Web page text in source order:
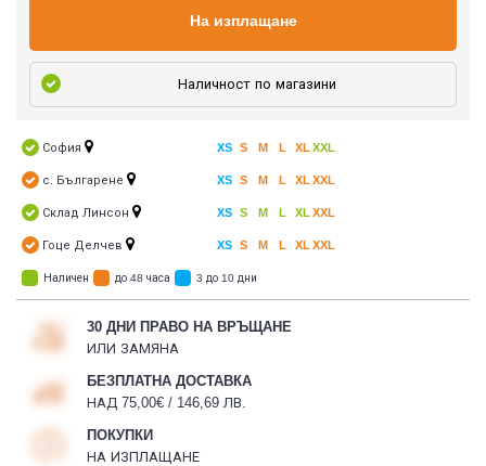
На изплащане
Наличност по магазини
София XS S M L XL XXL
с. Българене XS S M L XL XXL
Склад Линсон XS S M L XL XXL
Гоце Делчев XS S M L XL XXL
Наличен до 48 часа 3 до 10 дни
30 ДНИ ПРАВО НА ВРЪЩАНЕ
ИЛИ ЗАМЯНА
БЕЗПЛАТНА ДОСТАВКА
НАД 75,00€ / 146,69 ЛВ.
ПОКУПКИ
НА ИЗПЛАЩАНЕ